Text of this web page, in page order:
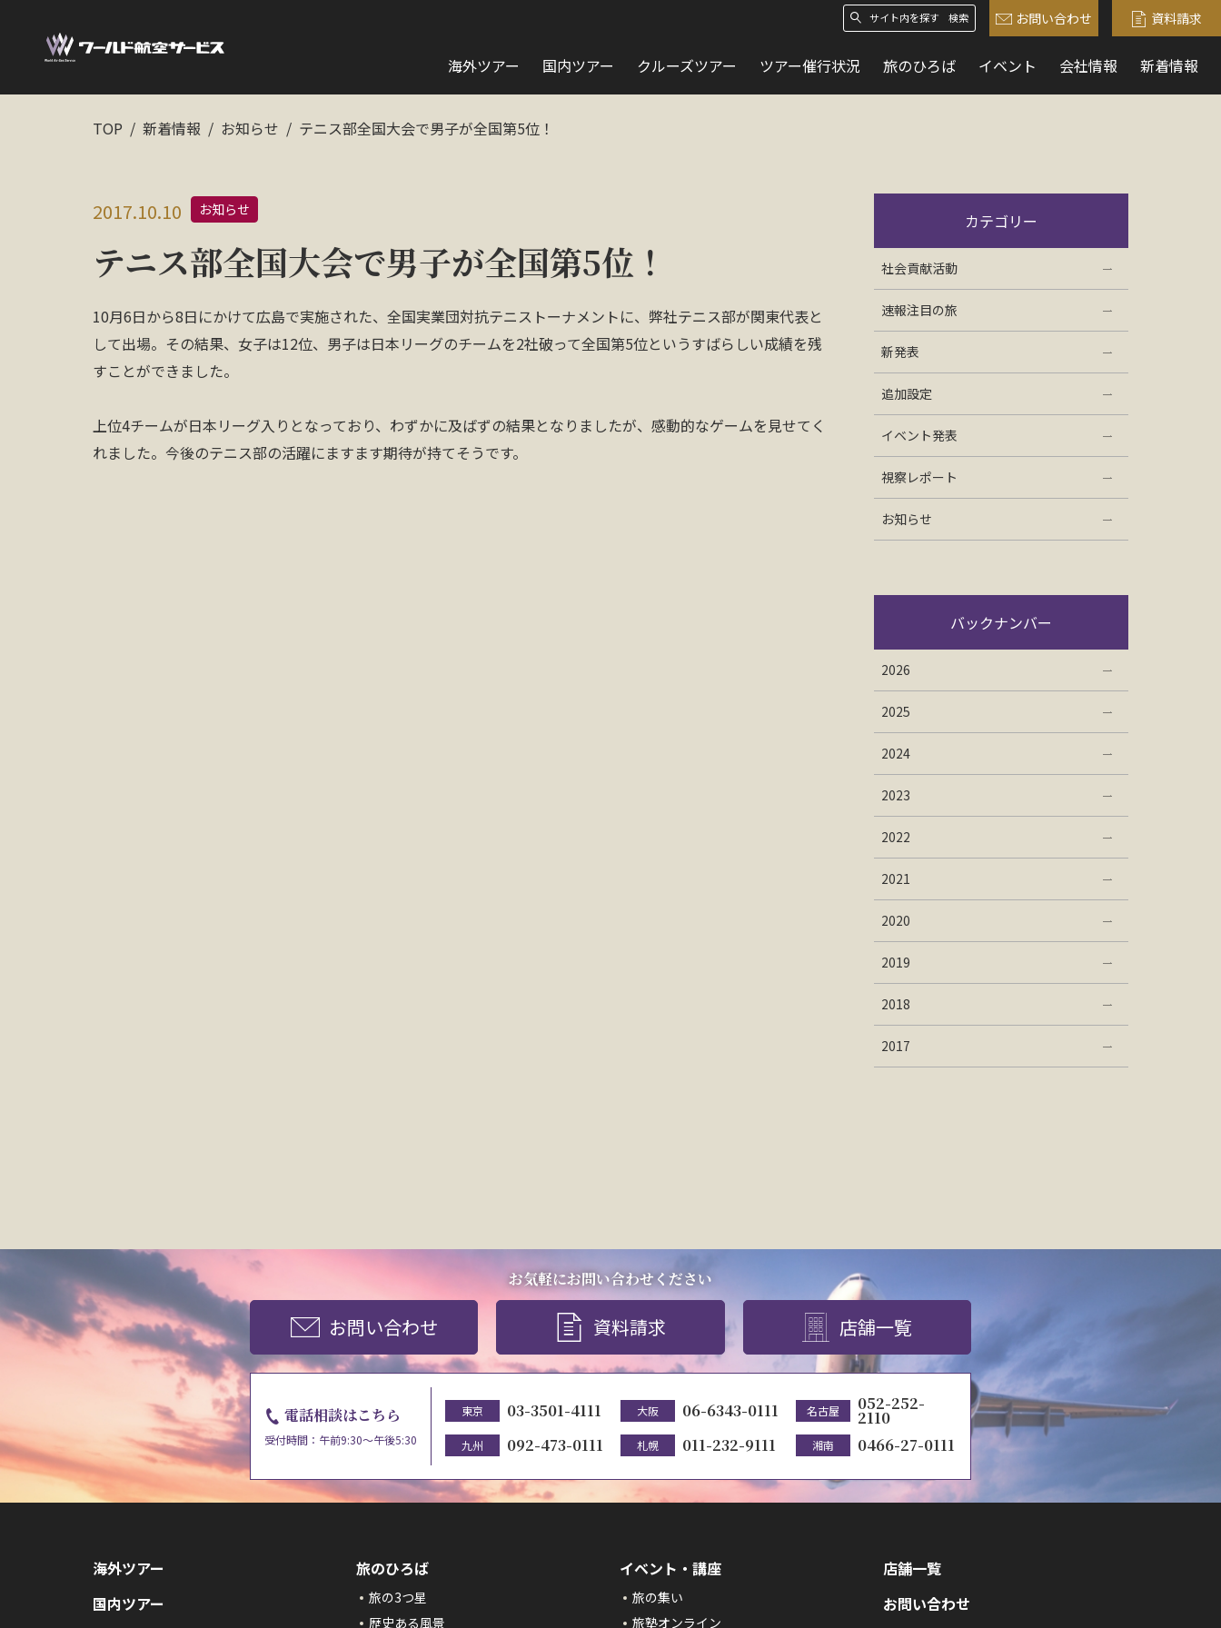
検索 お問い合わせ 資料請求
海外ツアー 国内ツアー クルーズツアー ツアー催行状況 旅のひろば イベント 会社情報 新着情報
TOP 新着情報 お知らせ テニス部全国大会で男子が全国第5位！
2017.10.10 お知らせ
テニス部全国大会で男子が全国第5位！
10月6日から8日にかけて広島で実施された、全国実業団対抗テニストーナメントに、弊社テニス部が関東代表と
して出場。その結果、女子は12位、男子は日本リーグのチームを2社破って全国第5位というすばらしい成績を残
すことができました。
上位4チームが日本リーグ入りとなっており、わずかに及ばずの結果となりましたが、感動的なゲームを見せてく
れました。今後のテニス部の活躍にますます期待が持てそうです。
カテゴリー
社会貢献活動
速報注目の旅
新発表
追加設定
イベント発表
視察レポート
お知らせ
バックナンバー
2026
2025
2024
2023
2022
2021
2020
2019
2018
2017
お気軽にお問い合わせください
お問い合わせ 資料請求 店舗一覧
電話相談はこちら
受付時間：午前9:30～午後5:30
東京 03-3501-4111 大阪 06-6343-0111 名古屋 052-252-
2110
九州 092-473-0111 札幌 011-232-9111 湘南 0466-27-0111
海外ツアー
国内ツアー
旅のひろば
旅の3つ星
歴史ある風景
イベント・講座
旅の集い
旅塾オンライン
店舗一覧
お問い合わせ